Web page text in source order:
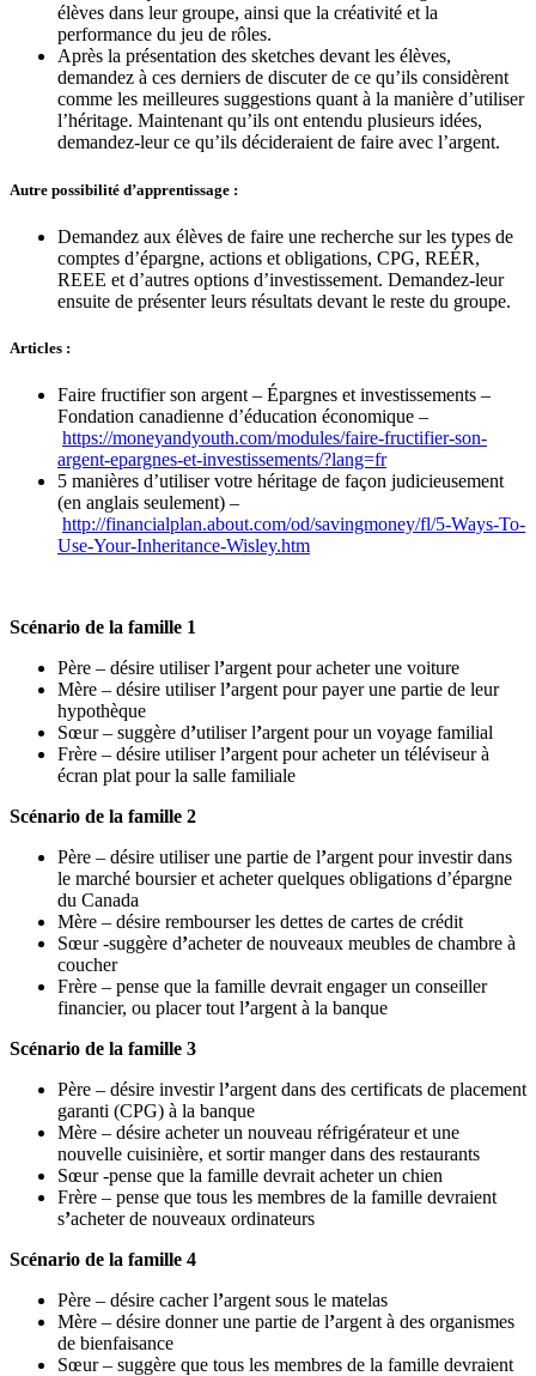
élèves dans leur groupe, ainsi que la créativité et la
performance du jeu de rôles.
Après la présentation des sketches devant les élèves,
demandez à ces derniers de discuter de ce qu’ils considèrent
comme les meilleures suggestions quant à la manière d’utiliser
l’héritage. Maintenant qu’ils ont entendu plusieurs idées,
demandez-leur ce qu’ils décideraient de faire avec l’argent.
Autre possibilité d’apprentissage :
Demandez aux élèves de faire une recherche sur les types de
comptes d’épargne, actions et obligations, CPG, REÉR,
REEE et d’autres options d’investissement. Demandez-leur
ensuite de présenter leurs résultats devant le reste du groupe.
Articles :
Faire fructifier son argent – Épargnes et investissements –
Fondation canadienne d’éducation économique –
https://moneyandyouth.com/modules/faire-fructifier-son-
argent-epargnes-et-investissements/?lang=fr
5 manières d’utiliser votre héritage de façon judicieusement
(en anglais seulement) –
http://financialplan.about.com/od/savingmoney/fl/5-Ways-To-
Use-Your-Inheritance-Wisley.htm
Scénario de la famille 1
Père – désire utiliser l’argent pour acheter une voiture
Mère – désire utiliser l’argent pour payer une partie de leur
hypothèque
Sœur – suggère d’utiliser l’argent pour un voyage familial
Frère – désire utiliser l’argent pour acheter un téléviseur à
écran plat pour la salle familiale
Scénario de la famille 2
Père – désire utiliser une partie de l’argent pour investir dans
le marché boursier et acheter quelques obligations d’épargne
du Canada
Mère – désire rembourser les dettes de cartes de crédit
Sœur -suggère d’acheter de nouveaux meubles de chambre à
coucher
Frère – pense que la famille devrait engager un conseiller
financier, ou placer tout l’argent à la banque
Scénario de la famille 3
Père – désire investir l’argent dans des certificats de placement
garanti (CPG) à la banque
Mère – désire acheter un nouveau réfrigérateur et une
nouvelle cuisinière, et sortir manger dans des restaurants
Sœur -pense que la famille devrait acheter un chien
Frère – pense que tous les membres de la famille devraient
s’acheter de nouveaux ordinateurs
Scénario de la famille 4
Père – désire cacher l’argent sous le matelas
Mère – désire donner une partie de l’argent à des organismes
de bienfaisance
Sœur – suggère que tous les membres de la famille devraient